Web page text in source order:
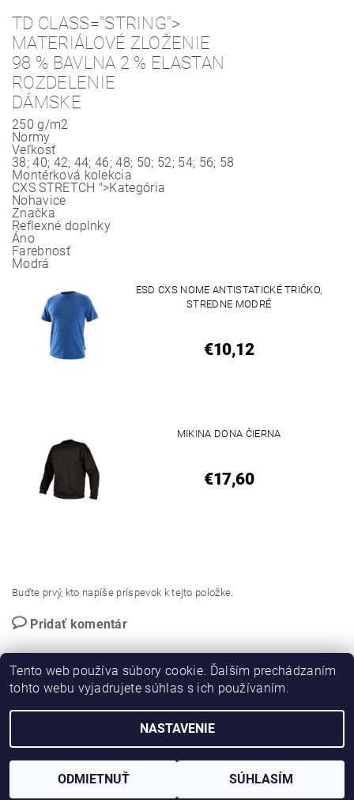
TD CLASS="STRING">
MATERIÁLOVÉ ZLOŽENIE
98 % BAVLNA 2 % ELASTAN
ROZDELENIE
DÁMSKE
250 g/m2
Normy
Veľkosť
38; 40; 42; 44; 46; 48; 50; 52; 54; 56; 58
Montérková kolekcia
CXS STRETCH ">Kategória
Nohavice
Značka
Reflexné doplnky
Áno
Farebnosť
Modrá
ESD CXS NOME ANTISTATICKÉ TRIČKO,
STREDNE MODRÉ
€10,12
MIKINA DONA ČIERNA
€17,60
Buďte prvý, kto napíše príspevok k tejto položke.
Pridať komentár
2026 © Novotný NOPO CB, všetky práva vyhradené
Tento web používa súbory cookie. Ďalším prechádzaním
tohto webu vyjadrujete súhlas s ich používaním.
NASTAVENIE
ODMIETNUŤ SÚHLASÍM